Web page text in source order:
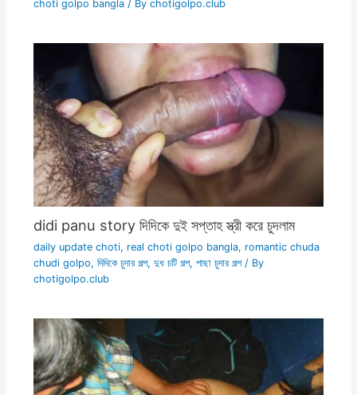
choti golpo bangla/ By chotigolpo.club
didi panu story দিদিকে দুই সপ্তাহ স্ত্রী করে চুদলাম
daily update choti, real choti golpo bangla, romantic chuda
chudi golpo, দিদিকে চুদার গল্প, দুধ চটি গল্প, পাছা চুদার গল্প/ By
chotigolpo.club